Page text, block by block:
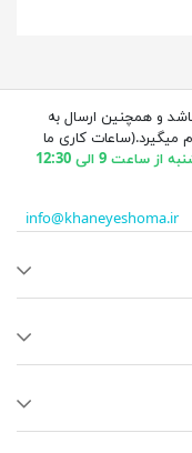
و همچنین ارسال به
میگیرد.(ساعات کاری ما
از ساعت 9 الی 12:30
info@khaneyeshoma.ir